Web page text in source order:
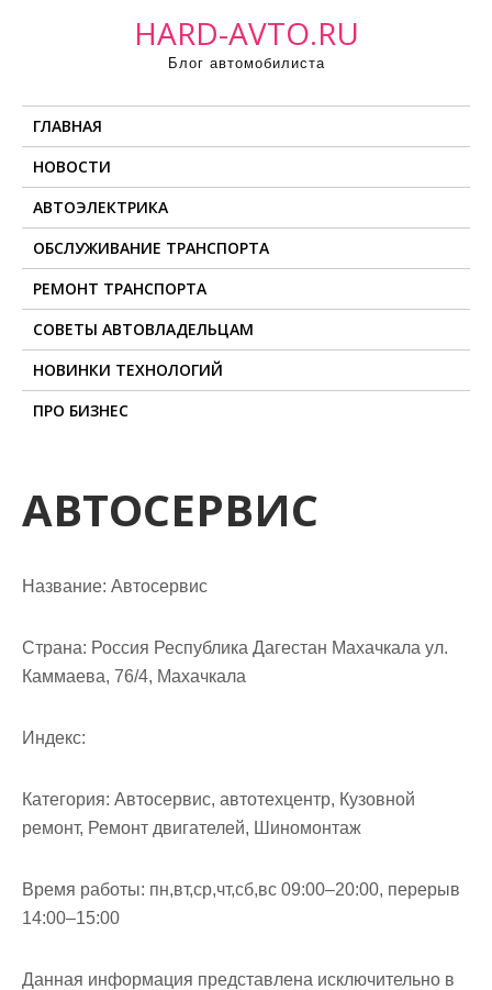
HARD-AVTO.RU
Блог автомобилиста
ГЛАВНАЯ
НОВОСТИ
АВТОЭЛЕКТРИКА
ОБСЛУЖИВАНИЕ ТРАНСПОРТА
РЕМОНТ ТРАНСПОРТА
СОВЕТЫ АВТОВЛАДЕЛЬЦАМ
НОВИНКИ ТЕХНОЛОГИЙ
ПРО БИЗНЕС
АВТОСЕРВИС
Название: Автосервис
Страна: Россия Республика Дагестан Махачкала ул.
Каммаева, 76/4, Махачкала
Индекс:
Категория: Автосервис, автотехцентр, Кузовной
ремонт, Ремонт двигателей, Шиномонтаж
Время работы: пн,вт,ср,чт,сб,вс 09:00–20:00, перерыв
14:00–15:00
Данная информация представлена исключительно в